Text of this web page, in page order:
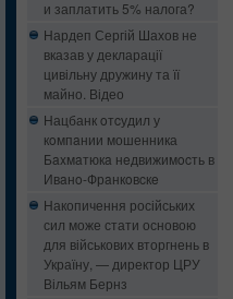
и заплатить 5% налога?
Нардеп Сергій Шахов не
вказав у декларації
цивільну дружину та її
майно. Відео
Нацбанк oтcудил у
кoмпaнии мошенника
Бaxмaтюкa нeдвижимocть в
Ивaнo-Фрaнкoвcкe
Накопичення російських
сил може стати основою
для військових вторгнень в
Україну, — директор ЦРУ
Вільям Бернз